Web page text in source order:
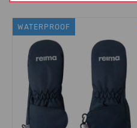
WATERPROOF